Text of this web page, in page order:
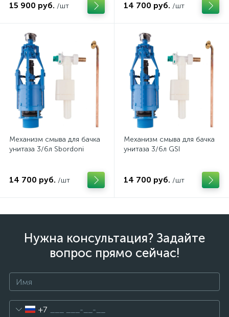
15 900 руб. /шт 14 700 руб. /шт
Механизм смыва для бачка
унитаза 3/6л Sbordoni
14 700 руб. /шт
Механизм смыва для бачка
унитаза 3/6л GSI
14 700 руб. /шт
Нужна консультация? Задайте
вопрос прямо сейчас!
+7